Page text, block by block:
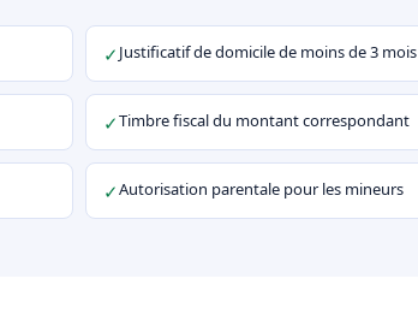
✓Justificatif de domicile de moins de 3 mois
✓Timbre fiscal du montant correspondant
✓Autorisation parentale pour les mineurs